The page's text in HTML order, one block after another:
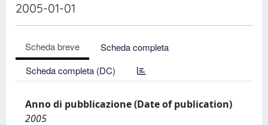
2005-01-01
Scheda breve
Scheda completa
Scheda completa (DC)
Anno di pubblicazione (Date of publication)
2005